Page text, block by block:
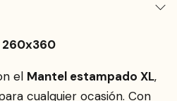
260x360
el Mantel estampado XL,
cualquier ocasión. Con